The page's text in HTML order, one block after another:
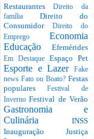
RestaurantesDireito da
família Direito do
Consumidor Direito do
Emprego Economia
Educação Efemérides
Em Destaque Espaço Pet
Esporte e Lazer
Fake
news Fato ou Boato? Festas
popularesFestival de
InvernoFestival de Verão
Gastronomia e
Culinária INSS
Inauguração Justiça